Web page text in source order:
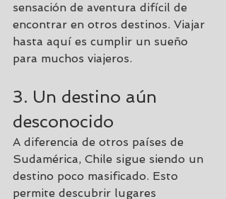
sensación de aventura difícil de
encontrar en otros destinos. Viajar
hasta aquí es cumplir un sueño
para muchos viajeros.
3. Un destino aún
desconocido
A diferencia de otros países de
Sudamérica, Chile sigue siendo un
destino poco masificado. Esto
permite descubrir lugares